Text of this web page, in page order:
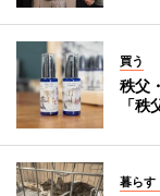
買う
秩父
「
暮らす